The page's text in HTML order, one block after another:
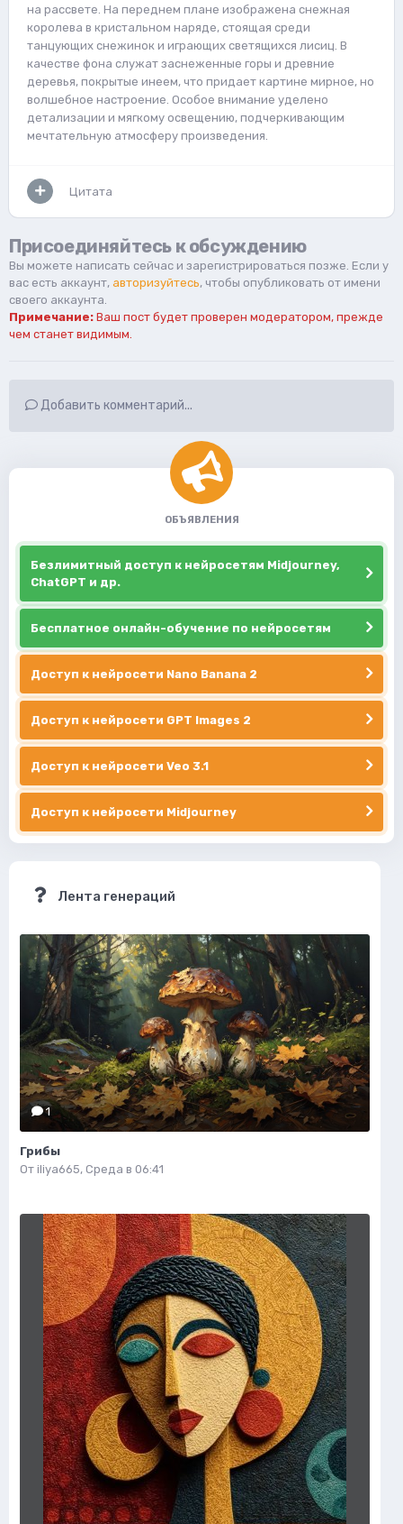
на рассвете. На переднем плане изображена снежная
королева в кристальном наряде, стоящая среди
танцующих снежинок и играющих светящихся лисиц. В
качестве фона служат заснеженные горы и древние
деревья, покрытые инеем, что придает картине мирное, но
волшебное настроение. Особое внимание уделено
детализации и мягкому освещению, подчеркивающим
мечтательную атмосферу произведения.
Цитата
Присоединяйтесь к обсуждению
Вы можете написать сейчас и зарегистрироваться позже. Если у
вас есть аккаунт, авторизуйтесь, чтобы опубликовать от имени
своего аккаунта.
Примечание: Ваш пост будет проверен модератором, прежде
чем станет видимым.
Добавить комментарий...
ОБЪЯВЛЕНИЯ
Безлимитный доступ к нейросетям Midjourney,
ChatGPT и др.
Бесплатное онлайн-обучение по нейросетям
Доступ к нейросети Nano Banana 2
Доступ к нейросети GPT Images 2
Доступ к нейросети Veo 3.1
Доступ к нейросети Midjourney
Лента генераций
1
Грибы
От iliya665, Среда в 06:41